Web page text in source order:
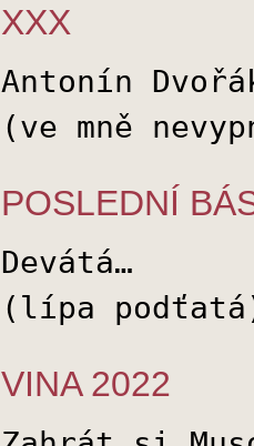
XXX
Antonín
(ve mně
POSLEDNÍ
Devátá…
(lípa
VINA 2022